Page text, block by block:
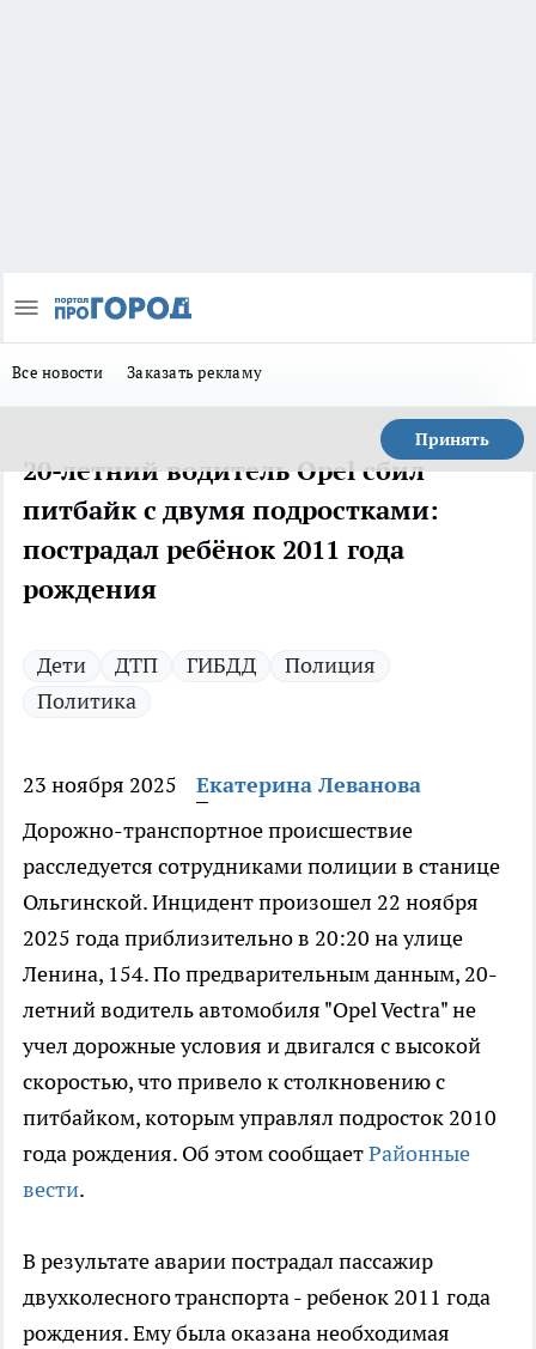
Все новости Заказать рекламу
Принять
20-летний водитель Opel сбил
питбайк с двумя подростками:
пострадал ребёнок 2011 года
рождения
Дети ДТП ГИБДД
Полиция
Политика
23 ноября 2025
Екатерина Леванова
Дорожно-транспортное происшествие
расследуется сотрудниками полиции в станице
Ольгинской. Инцидент произошел 22 ноября
2025 года приблизительно в 20:20 на улице
Ленина, 154. По предварительным данным, 20-
летний водитель автомобиля "Opel Vectra" не
учел дорожные условия и двигался с высокой
скоростью, что привело к столкновению с
питбайком, которым управлял подросток 2010
года рождения. Об этом сообщаетРайонные
вести.
В результате аварии пострадал пассажир
двухколесного транспорта - ребенок 2011 года
рождения. Ему была оказана необходимая